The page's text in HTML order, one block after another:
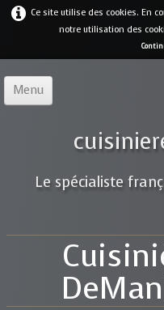
Ce site utilise des cookies. En
notre utilisation des
Menu
Le spécialiste